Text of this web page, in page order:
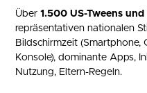
Über1.500 US-Tweens und
repräsentativen nationalen
Bildschirmzeit (Smartphone,
Konsole), dominante Apps,
Nutzung, Eltern-Regeln.